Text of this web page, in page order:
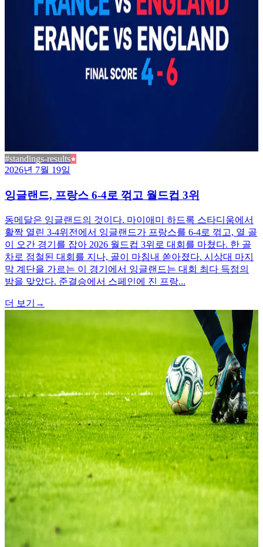
#standings-results
2026년 7월 19일
잉글랜드, 프랑스 6-4로 꺾고 월드컵 3위
동메달은 잉글랜드의 것이다. 마이애미 하드록 스타디움에서
활짝 열린 3-4위전에서 잉글랜드가 프랑스를 6-4로 꺾고, 열 골
이 오간 경기를 잡아 2026 월드컵 3위로 대회를 마쳤다. 한 골
차로 점철된 대회를 지나, 골이 마침내 쏟아졌다. 시상대 마지
막 계단을 가르는 이 경기에서 잉글랜드는 대회 최다 득점의
밤을 맞았다. 준결승에서 스페인에 진 프랑...
더 보기 →